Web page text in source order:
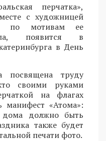
перчатка»,
с художницей
по мотивам ее
появится в
в День
посвящена труду
своими руками
на флагах
манифест «Атома»:
должно быть
также будет
печати фото.